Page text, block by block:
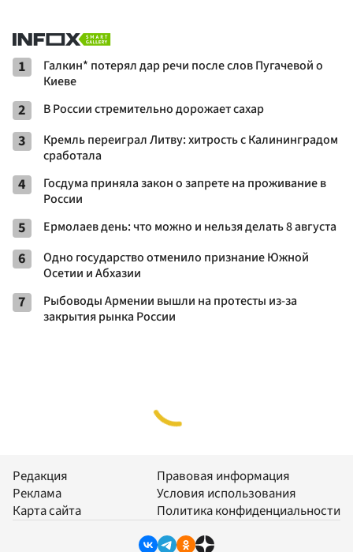
1
Галкин* потерял дар речи после слов Пугачевой о
Киеве
2 В России стремительно дорожает сахар
3
Кремль переиграл Литву: хитрость с Калининградом
сработала
4
Госдума приняла закон о запрете на проживание в
России
5 Ермолаев день: что можно и нельзя делать 8 августа
6
Одно государство отменило признание Южной
Осетии и Абхазии
7
Рыбоводы Армении вышли на протесты из-за
закрытия рынка России
Редакция
Реклама
Карта сайта
Правовая информация
Условия использования
Политика конфиденциальности